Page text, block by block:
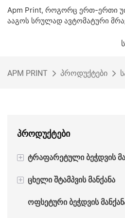
Apm Print, როგორც ერთ-ერთი
ააგოს სრულად ავტომატური
APM PRINT პროდუქტები
პროდუქტები
+ ტრაფარეტული ბეჭდვის
ნახევრად ავტომატური
+ ცხელი შტამპვის მანქანა
ნახევრად ავტომატური
ოფსეტური ბეჭდვის